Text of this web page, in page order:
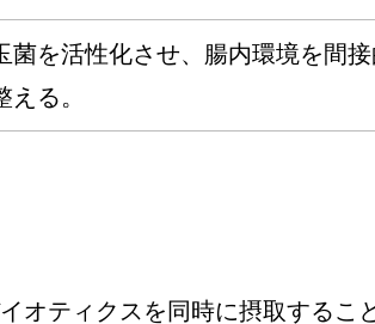
菌を活性化させ、腸内環境を間
える。
オティクスを同時に摂取するこ